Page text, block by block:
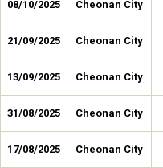
08/10/2025 Cheonan City
21/09/2025 Cheonan City
13/09/2025 Cheonan City
31/08/2025 Cheonan City
17/08/2025 Cheonan City